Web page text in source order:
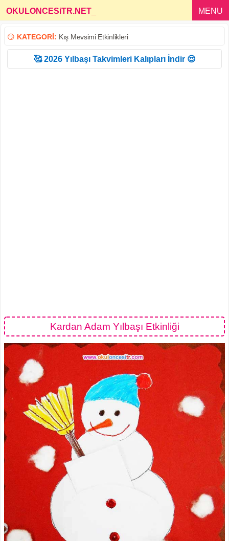
OKULONCESiTR.NET MENU
😏 KATEGORİ: Kış Mevsimi Etkinlikleri
🥰 2026 Yılbaşı Takvimleri Kalıpları İndir 😍
Kardan Adam Yılbaşı Etkinliği